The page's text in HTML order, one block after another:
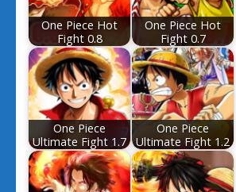
One Piece Hot
Fight 0.8
One Piece Hot
Fight 0.7
One Piece
Ultimate Fight 1.7
One Piece
Ultimate Fight 1.2